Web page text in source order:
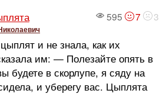
595 7 3
и не знала, как их
им: — Полезайте опять в
будете в скорлупе, я сяду на
и уберегу вас. Цыплята